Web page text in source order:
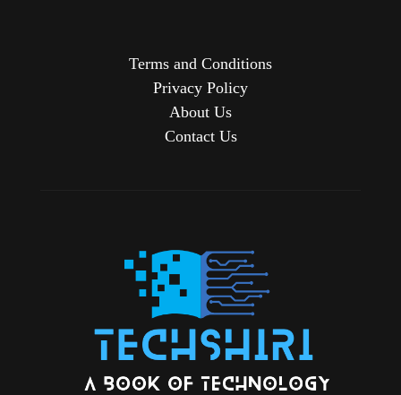
Terms and Conditions
Privacy Policy
About Us
Contact Us